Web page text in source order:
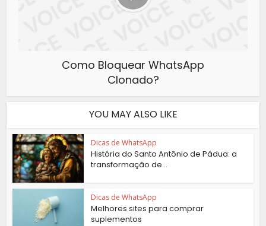
Como Bloquear WhatsApp
Clonado?
YOU MAY ALSO LIKE
Dicas de WhatsApp
História do Santo Antônio de Pádua: a
transformação de...
Dicas de WhatsApp
Melhores sites para comprar
suplementos